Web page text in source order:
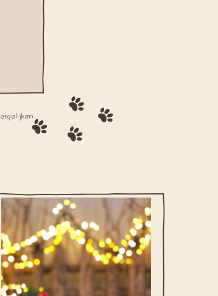
Deze halsband is gemaakt van een zachte
blauwe ribstof. Binnenin zit een fluwelen
band voor extra comfort.
TOEVOEGEN AAN WINKELWAGEN